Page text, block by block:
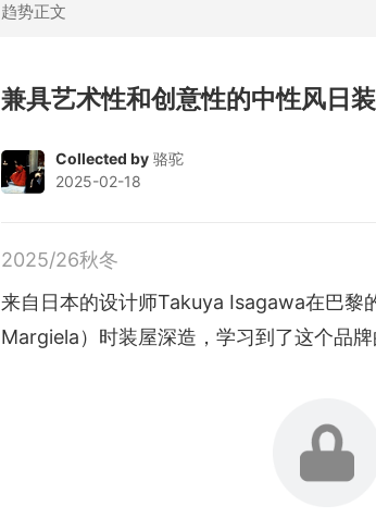
趋势正文
兼具艺术性和创意性的中性风日装
Collected by 骆驼
2025-02-18
2025/26秋冬
来自日本的设计师Takuya Isagawa在巴黎
Margiela）时装屋深造，学习到了这个品